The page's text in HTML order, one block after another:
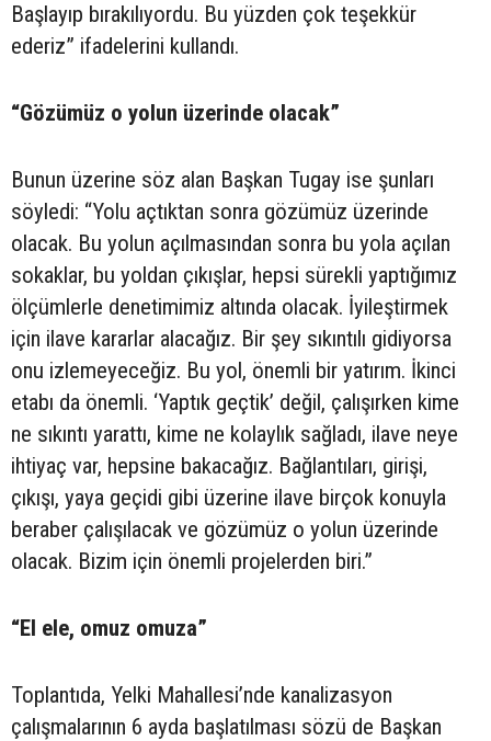
Başlayıp bırakılıyordu. Bu yüzden çok teşekkür
ederiz” ifadelerini kullandı.
“Gözümüz o yolun üzerinde olacak”
Bunun üzerine söz alan Başkan Tugay ise şunları
söyledi: “Yolu açtıktan sonra gözümüz üzerinde
olacak. Bu yolun açılmasından sonra bu yola açılan
sokaklar, bu yoldan çıkışlar, hepsi sürekli yaptığımız
ölçümlerle denetimimiz altında olacak. İyileştirmek
için ilave kararlar alacağız. Bir şey sıkıntılı gidiyorsa
onu izlemeyeceğiz. Bu yol, önemli bir yatırım. İkinci
etabı da önemli. ‘Yaptık geçtik’ değil, çalışırken kime
ne sıkıntı yarattı, kime ne kolaylık sağladı, ilave neye
ihtiyaç var, hepsine bakacağız. Bağlantıları, girişi,
çıkışı, yaya geçidi gibi üzerine ilave birçok konuyla
beraber çalışılacak ve gözümüz o yolun üzerinde
olacak. Bizim için önemli projelerden biri.”
“El ele, omuz omuza”
Toplantıda, Yelki Mahallesi’nde kanalizasyon
çalışmalarının 6 ayda başlatılması sözü de Başkan